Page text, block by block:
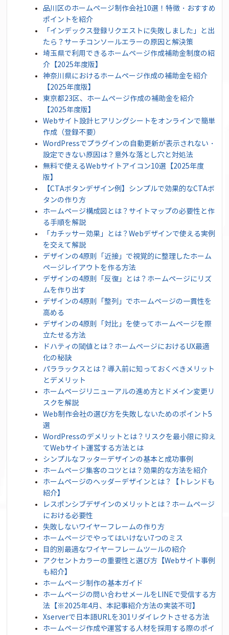
品川区のホームページ制作会社10選！特徴・おすすめ
ポイントを紹介
「インデックス登録リクエストに失敗しました」と出
たら？サーチコンソールエラーの原因と解決策
埼玉県で利用できるホームページ作成補助金制度の紹
介【2025年度版】
神奈川県におけるホームページ作成の補助金を紹介
【2025年度版】
東京都23区、ホームページ作成の補助金を紹介
【2025年度版】
Webサイト設計ヒアリングシートをオンラインで簡単
作成（登録不要）
WordPressでプラグインの自動更新が表示されない・
設定できない原因は？意外な落とし穴と対処法
無料で使えるWebサイトアイコン10選【2025年度
版】
【CTAボタンデザイン例】シンプルで効果的なCTAボ
タンの作り方
ホームページ構成図とは？サイトマップの必要性と作
る手順を解説
「カチッサー効果」とは？Webデザインで使える実例
を交えて解説
デザインの4原則「近接」で視覚的に整理したホーム
ページレイアウトを作る方法
デザインの4原則「反復」とは？ホームページにリズ
ムを作り出す
デザインの4原則「整列」でホームページの一貫性を
高める
デザインの4原則「対比」を使ってホームページを際
立たせる方法
ドハティの閾値とは？ホームページにおけるUX最適
化の秘訣
パララックスとは？導入前に知っておくべきメリット
とデメリット
ホームページリニューアルの進め方とドメイン変更リ
スクを解説
Web制作会社の選び方を失敗しないためのポイント5
選
WordPressのデメリットとは？リスクを最小限に抑え
てWebサイト運営する方法とは
シンプルなフッターデザインの基本と成功事例
ホームページ集客のコツとは？効果的な方法を紹介
ホームページのヘッダーデザインとは？【トレンドも
紹介】
レスポンシブデザインのメリットとは？ホームページ
における必要性
失敗しないワイヤーフレームの作り方
ホームページでやってはいけない7つのミス
目的別最適なワイヤーフレームツールの紹介
アクセントカラーの重要性と選び方【Webサイト事例
も紹介】
ホームページ制作の基本ガイド
ホームページの問い合わせメールをLINEで受信する方
法【※2025年4月、本記事紹介方法の実装不可】
Xserverで日本語URLを301リダイレクトさせる方法
ホームページ作成や運営する人材を採用する際のポイ